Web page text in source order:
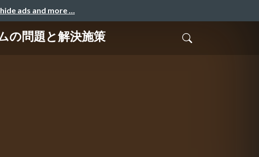
ads and more …
の問題と解決施策